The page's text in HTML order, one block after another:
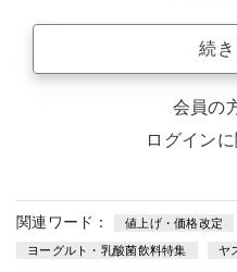
続
会員の
ログイン
関連ワード： 値上げ・価格改定
ヨーグルト・乳酸菌飲料特集 ヤ